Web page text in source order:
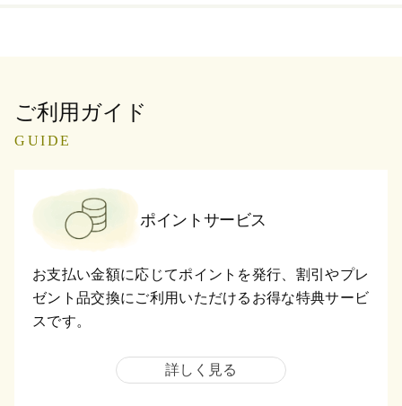
ご利用ガイド
GUIDE
ポイントサービス
お支払い金額に応じてポイントを発行、割引やプレ
ゼント品交換にご利用いただけるお得な特典サービ
スです。
詳しく見る